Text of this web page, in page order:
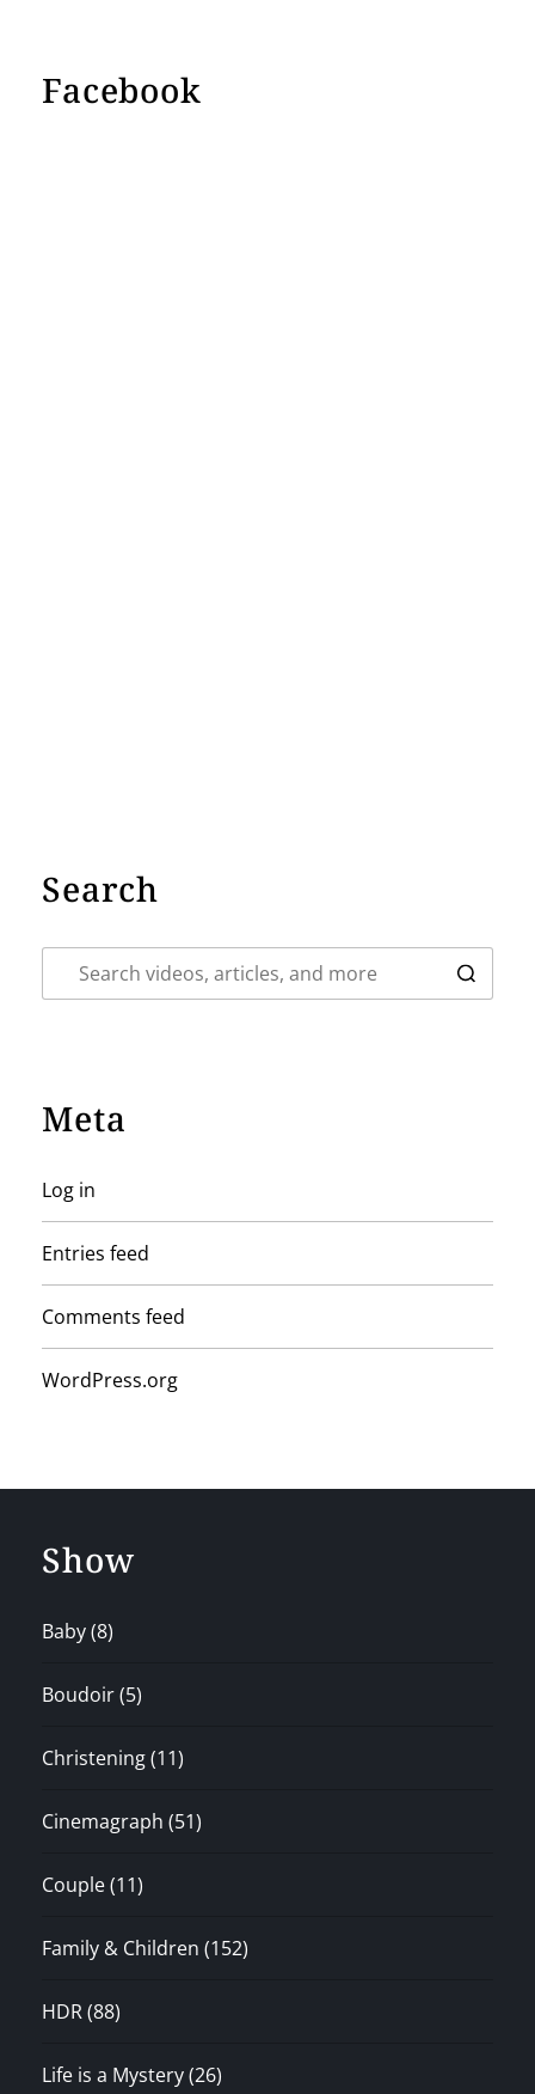
Facebook
Search
Meta
Log in
Entries feed
Comments feed
WordPress.org
Show
Baby(8)
Boudoir(5)
Christening(11)
Cinemagraph (51)
Couple(11)
Family & Children (152)
HDR(88)
Life is a Mystery(26)